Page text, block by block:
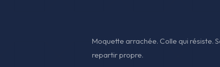
Moquette arrachée. Colle qui résiste.
repartir propre.